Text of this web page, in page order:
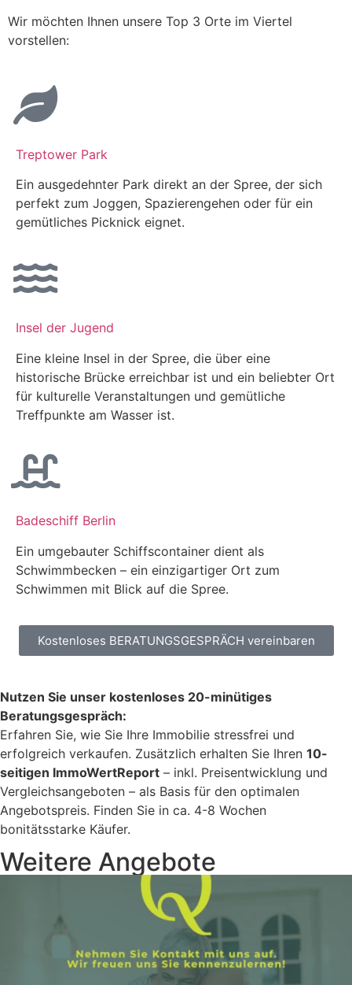
Wir möchten Ihnen unsere Top 3 Orte im Viertel
vorstellen:
Treptower Park
Ein ausgedehnter Park direkt an der Spree, der sich
perfekt zum Joggen, Spazierengehen oder für ein
gemütliches Picknick eignet.
Insel der Jugend
Eine kleine Insel in der Spree, die über eine
historische Brücke erreichbar ist und ein beliebter Ort
für kulturelle Veranstaltungen und gemütliche
Treffpunkte am Wasser ist.
Badeschiff Berlin
Ein umgebauter Schiffscontainer dient als
Schwimmbecken – ein einzigartiger Ort zum
Schwimmen mit Blick auf die Spree.
Kostenloses BERATUNGSGESPRÄCH vereinbaren
Nutzen Sie unser kostenloses 20-minütiges
Beratungsgespräch:
Erfahren Sie, wie Sie Ihre Immobilie stressfrei und
erfolgreich verkaufen. Zusätzlich erhalten Sie Ihren 10-
seitigen ImmoWertReport – inkl. Preisentwicklung und
Vergleichsangeboten – als Basis für den optimalen
Angebotspreis. Finden Sie in ca. 4-8 Wochen
bonitätsstarke Käufer.
Weitere Angebote